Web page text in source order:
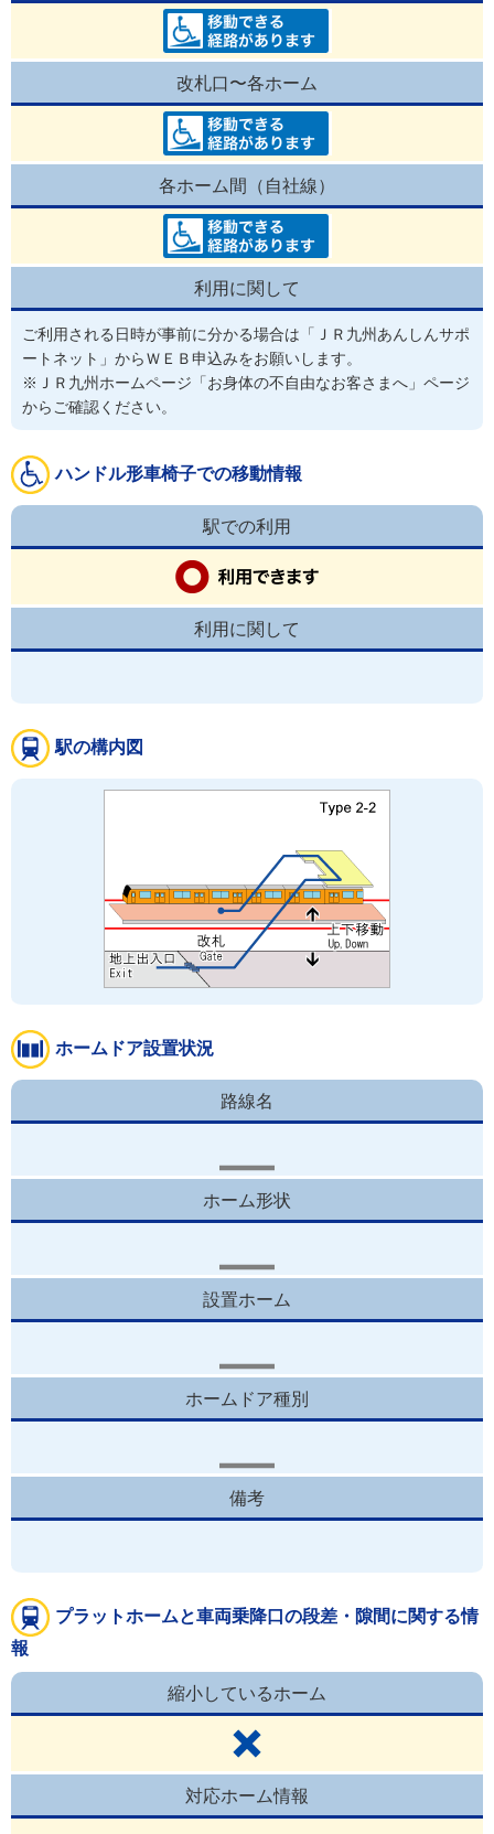
改札口〜各ホーム
各ホーム間（自社線）
利用に関して
ご利用される日時が事前に分かる場合は「ＪＲ九州あんしんサポ
ートネット」からＷＥＢ申込みをお願いします。
※ＪＲ九州ホームページ「お身体の不自由なお客さまへ」ページ
からご確認ください。
ハンドル形車椅子での移動情報
駅での利用
利用に関して
駅の構内図
ホームドア設置状況
路線名
ホーム形状
設置ホーム
ホームドア種別
備考
プラットホームと車両乗降口の段差・隙間に関する情
報
縮小しているホーム
対応ホーム情報